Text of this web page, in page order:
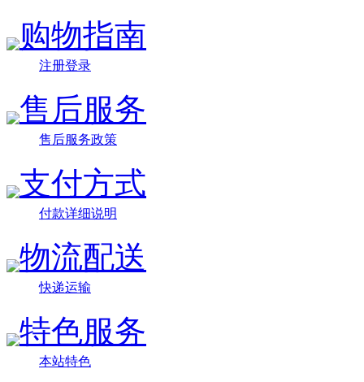
购物指南
注册登录
售后服务
售后服务政策
支付方式
付款详细说明
物流配送
快递运输
特色服务
本站特色